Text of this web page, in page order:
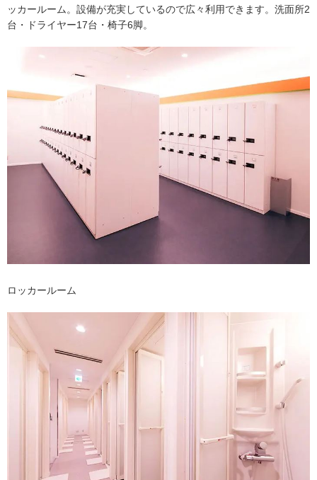
ッカールーム。設備が充実しているので広々利用できます。洗面所2
台・ドライヤー17台・椅子6脚。
ロッカールーム